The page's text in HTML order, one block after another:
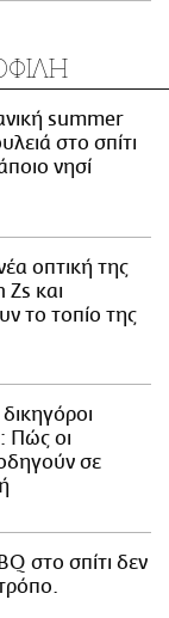
summer
στο σπίτι
νησί
οπτική της
Zs και
το τοπίο της
Πώς οι
σε
στο σπίτι δεν